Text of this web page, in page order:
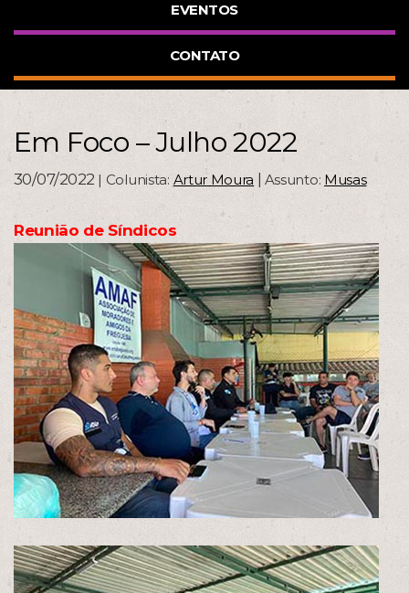
EVENTOS
CONTATO
Em Foco – Julho 2022
30/07/2022 | Colunista: Artur Moura Assunto: Musas
Reunião de Síndicos